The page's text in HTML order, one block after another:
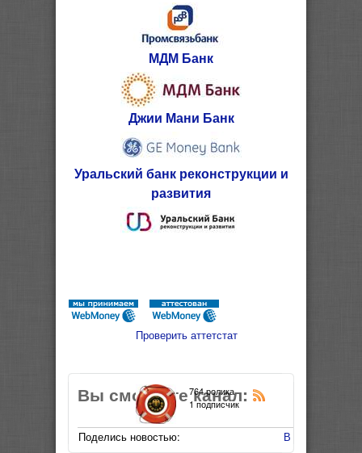
МДМ Банк
Джии Мани Банк
Уральский банк реконструкции и
развития
Проверить аттетстат
Вы смотрите канал:
Поделись новостью: В Мой Мир
764 ролика
1 подписчик